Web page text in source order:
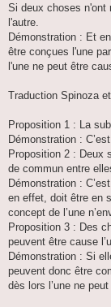
Si deux choses n'ont
l'autre.
Démonstration : Et
être conçues l'une
l'une ne peut être
Traduction Spinoza
Proposition 1 : La
Démonstration :
Proposition 2 : Deux
de commun entre
Démonstration :
en effet, doit être en
concept de l’une
Proposition 3 : Des
peuvent être cause
Démonstration : Si
peuvent donc être
dès lors l’une ne